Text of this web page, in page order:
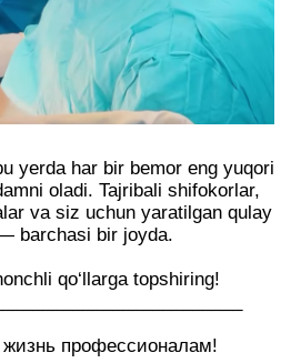
yerda har bir bemor eng yuqori
oladi. Tajribali shifokorlar,
va siz uchun yaratilgan qulay
barchasi bir joyda.
qo‘llarga topshiring!
профессионалам!